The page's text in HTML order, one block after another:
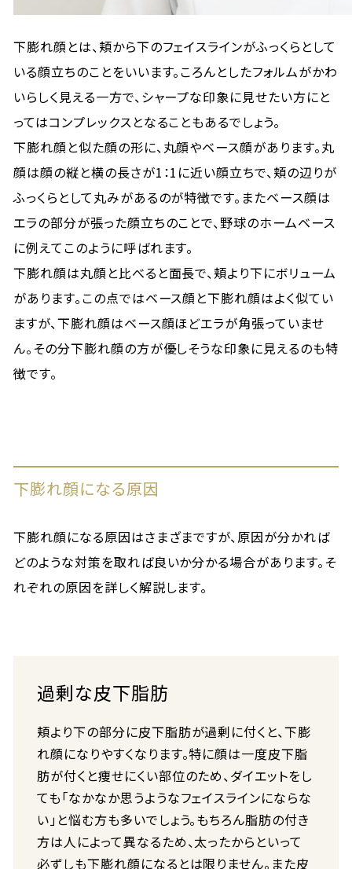
下膨れ顔とは、頬から下のフェイスラインがふっくらとして
いる顔立ちのことをいいます。ころんとしたフォルムがかわ
いらしく見える一方で、シャープな印象に見せたい方にと
ってはコンプレックスとなることもあるでしょう。
下膨れ顔と似た顔の形に、丸顔やベース顔があります。丸
顔は顔の縦と横の長さが1：1に近い顔立ちで、頬の辺りが
ふっくらとして丸みがあるのが特徴です。またベース顔は
エラの部分が張った顔立ちのことで、野球のホームベース
に例えてこのように呼ばれます。
下膨れ顔は丸顔と比べると面長で、頬より下にボリューム
があります。この点ではベース顔と下膨れ顔はよく似てい
ますが、下膨れ顔はベース顔ほどエラが角張っていませ
ん。その分下膨れ顔の方が優しそうな印象に見えるのも特
徴です。
下膨れ顔になる原因
下膨れ顔になる原因はさまざまですが、原因が分かれば
どのような対策を取れば良いか分かる場合があります。そ
れぞれの原因を詳しく解説します。
過剰な皮下脂肪
頬より下の部分に皮下脂肪が過剰に付くと、下膨
れ顔になりやすくなります。特に顔は一度皮下脂
肪が付くと痩せにくい部位のため、ダイエットをし
ても「なかなか思うようなフェイスラインにならな
い」と悩む方も多いでしょう。もちろん脂肪の付き
方は人によって異なるため、太ったからといって
必ずしも下膨れ顔になるとは限りません。また皮